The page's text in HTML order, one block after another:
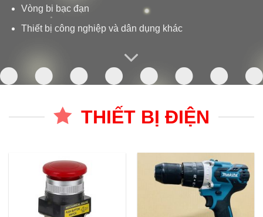
Vòng bi bạc đạn
Thiết bị công nghiệp và dân dụng khác
THIẾT BỊ ĐIỆN